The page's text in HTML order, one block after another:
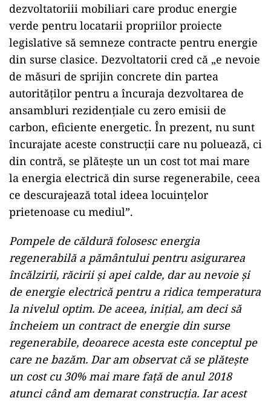
dezvoltatoriii mobiliari care produc energie
verde pentru locatarii propriilor proiecte
legislative să semneze contracte pentru energie
din surse clasice. Dezvoltatorii cred că „e nevoie
de măsuri de sprijin concrete din partea
autorităților pentru a încuraja dezvoltarea de
ansambluri rezidențiale cu zero emisii de
carbon, eficiente energetic. În prezent, nu sunt
încurajate aceste construcții care nu poluează, ci
din contră, se plătește un un cost tot mai mare
la energia electrică din surse regenerabile, ceea
ce descurajează total ideea locuințelor
prietenoase cu mediul”.
Pompele de căldură folosesc energia
regenerabilă a pământului pentru asigurarea
încălzirii, răcirii și apei calde, dar au nevoie și
de energie electrică pentru a ridica temperatura
la nivelul optim. De aceea, inițial, am deci să
încheiem un contract de energie din surse
regenerabile, deoarece acesta este conceptul pe
care ne bazăm. Dar am observat că se plătește
un cost cu 30% mai mare față de anul 2018
atunci când am demarat construcția. Iar acest